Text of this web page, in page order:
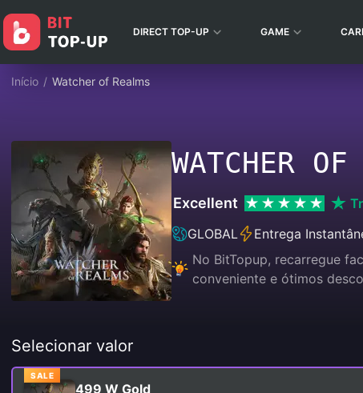
DIRECT TOP-UP GAME
Início / Watcher of Realms
WATCHER OF
Excellent
GLOBAL
Entrega
No BitTopup, recarregue
conveniente e ótimos
Selecionar valor
SALE
499 W Gold